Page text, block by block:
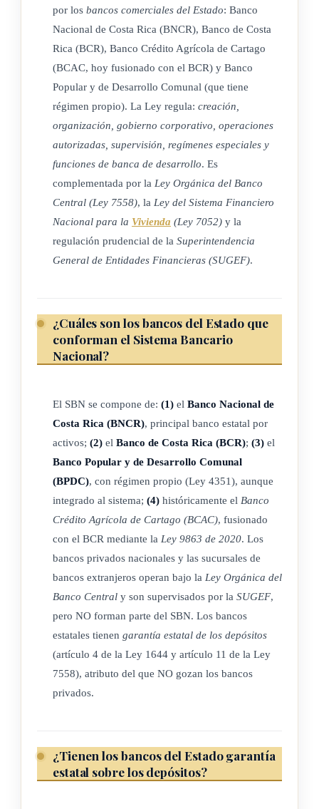
Banco Central de Costa Ricay las demás leyes aplicables, así
como por los respectivos reglamentos
agosto de 2019)
ARTÍCULO 2º
Los bancos del Estado enumerados en el artículo anterior son
instituciones autónomas de derecho público, con personería
jurídica propia e independencia en materia de administración.
Están sujetos a la ley en materia de gobierno y deben actuar
en estrecha colaboración con el Poder Ejecutivo,
lo anterior, cada banco tendrá responsabilidad propia en la
ejecución de sus funciones, lo cual impone a los miembros de
las disposiciones de la Constitución, de las leyes y
reglamentos pertinentes y de los principios de la técnica, así
como la obligación de responder por su gestión, en forma
total e ineludible, de acuerdo con los artículos 27 y 28 de esta
ley. ( Así reformado por el artículo 2º de la ley Nº 4646 de 20
de octubre de 1970)
ARTÍCULO 3
1) Colaborar en la ejecución de la política monetaria,
cambiaria, crediticia y bancaria de la República.
3) Custodiar y administrar los depósitos bancarios de la
siempre que se cumpla con los requisitos establecidos en
el artículo 59 de esta ley.
por los bancos comerciales del Estado: Banco
Nacional de Costa Rica (BNCR), Banco de Costa
Rica (BCR), Banco Crédito Agrícola de Cartago
(BCAC, hoy fusionado con el BCR) y Banco
Popular y de Desarrollo Comunal (que tiene
régimen propio). La Ley regula: creación,
organización, gobierno corporativo, operaciones
autorizadas, supervisión, regímenes especiales y
funciones de banca de desarrollo. Es
complementada por la Ley Orgánica del Banco
Central (Ley 7558), la Ley del Sistema Financiero
Nacional para la Vivienda (Ley 7052) y la
regulación prudencial de la Superintendencia
General de Entidades Financieras (SUGEF).
¿Cuáles son los bancos del Estado que
conforman el Sistema Bancario
Nacional?
El SBN se compone de: (1) el Banco Nacional de
Costa Rica (BNCR), principal banco estatal por
activos; (2) el Banco de Costa Rica (BCR); (3) el
Banco Popular y de Desarrollo Comunal
(BPDC), con régimen propio (Ley 4351), aunque
integrado al sistema; (4) históricamente el Banco
Crédito Agrícola de Cartago (BCAC), fusionado
con el BCR mediante la Ley 9863 de 2020. Los
bancos privados nacionales y las sucursales de
bancos extranjeros operan bajo la Ley Orgánica del
Banco Central y son supervisados por la SUGEF,
pero NO forman parte del SBN. Los bancos
estatales tienen garantía estatal de los depósitos
(artículo 4 de la Ley 1644 y artículo 11 de la Ley
7558), atributo del que NO gozan los bancos
privados.
¿Tienen los bancos del Estado garantía
estatal sobre los depósitos?